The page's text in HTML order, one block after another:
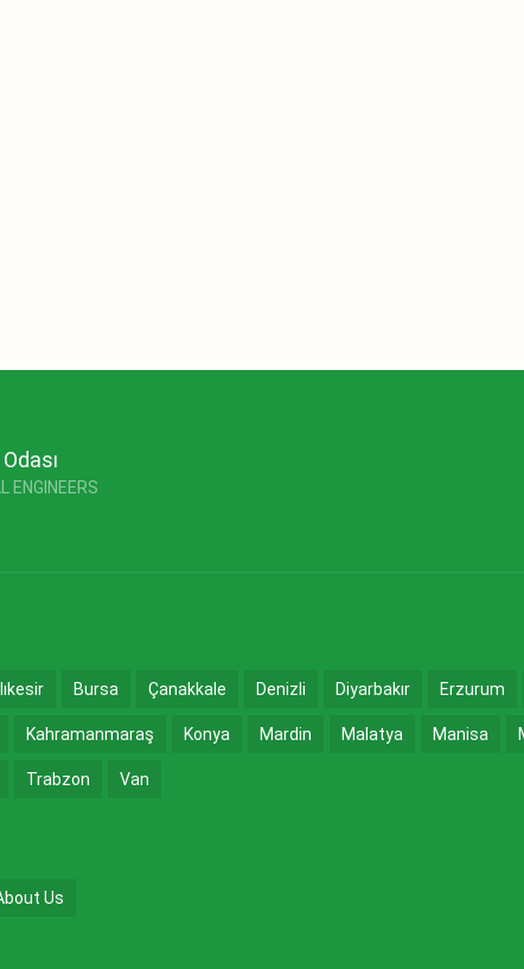
ENGINEERS
Bursa Çanakkale Denizli Diyarbakır Erzurum
Kahramanmaraş Konya Mardin Malatya Manisa
Trabzon Van
Us